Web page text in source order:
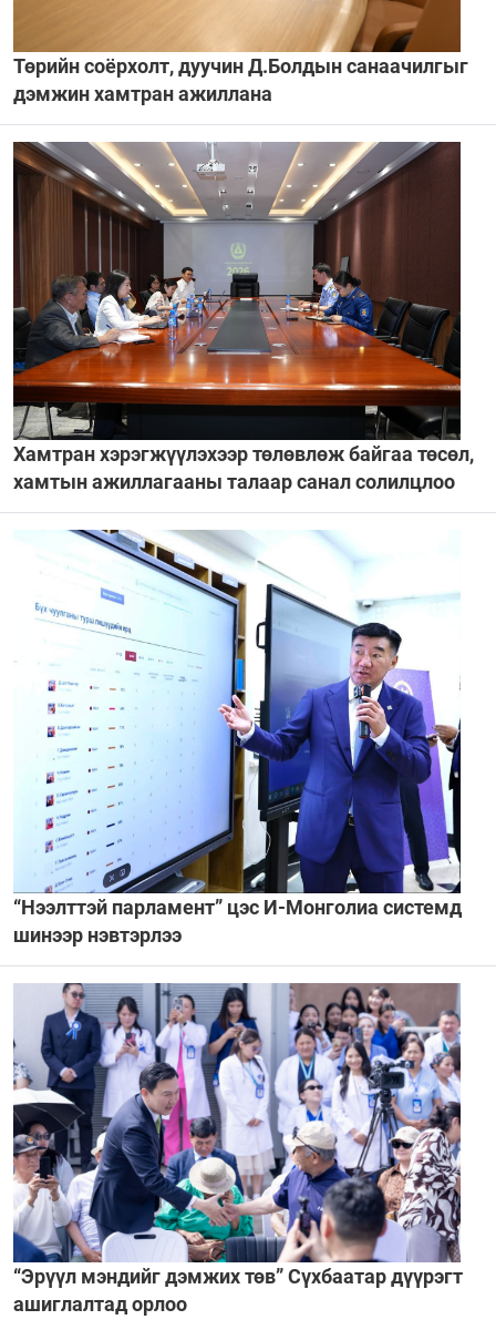
Төрийн соёрхолт, дуучин Д.Болдын санаачилгыг
дэмжин хамтран ажиллана
Хамтран хэрэгжүүлэхээр төлөвлөж байгаа төсөл,
хамтын ажиллагааны талаар санал солилцлоо
“Нээлттэй парламент” цэс И-Монголиа системд
шинээр нэвтэрлээ
“Эрүүл мэндийг дэмжих төв” Сүхбаатар дүүрэгт
ашиглалтад орлоо